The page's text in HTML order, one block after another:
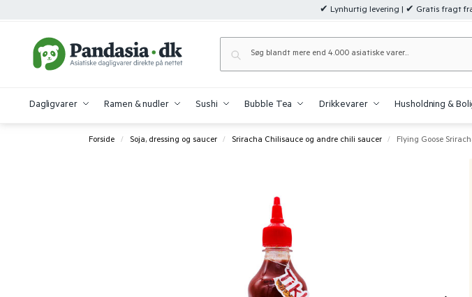
✔ Lynhurtig levering | ✔ Gratis fragt
Dagligvarer Ramen & nudler Sushi Bubble Tea Drikkevarer Husholdning &
Forside / Soja, dressing og saucer / Sriracha Chilisauce og andre chili saucer / Flying Goose